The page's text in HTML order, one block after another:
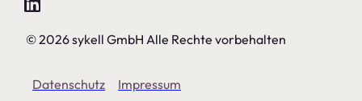
© 2026 sykell GmbH Alle Rechte vorbehalten
Datenschutz Impressum